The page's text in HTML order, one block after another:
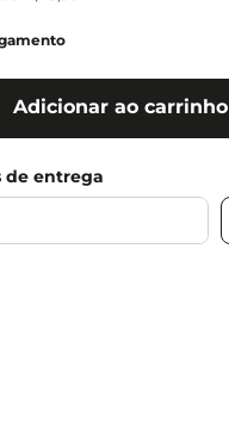
Adicionar ao carrinho